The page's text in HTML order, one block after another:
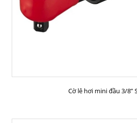
MUA HÀNG
Cờ lê hơi mini đầu 3/8”